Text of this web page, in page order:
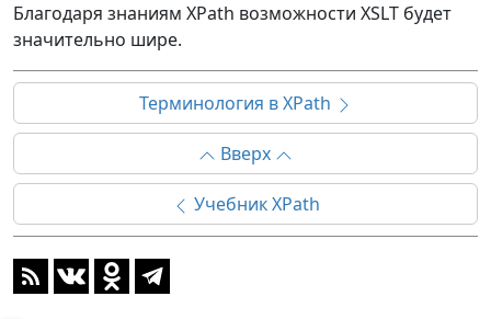
Благодаря знаниям XPath возможности XSLT будет
значительно шире.
Терминология в XPath
Вверх
Учебник XPath